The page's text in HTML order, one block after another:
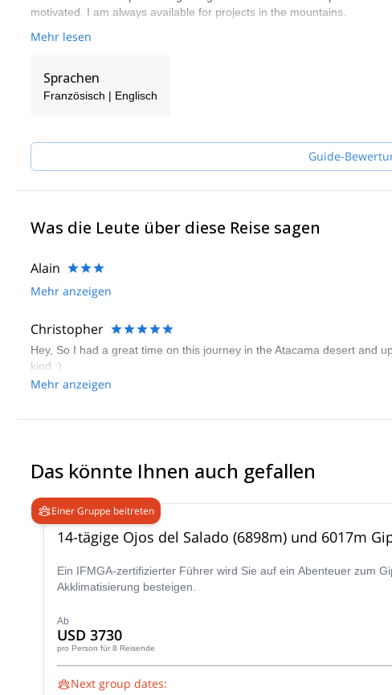
motivated. I am always available for projects in the mountains.
Mehr lesen
Sprachen
Französisch | Englisch
Guide-
Was die Leute über diese Reise sagen
Alain
Mehr anzeigen
Christopher
Hey, So I had a great time on this journey in the Atacama desert and
kind :)
Mehr anzeigen
Das könnte Ihnen auch gefallen
Einer Gruppe beitreten
14-tägige Ojos del Salado (6898m) und 6017m
Ein IFMGA-zertifizierter Führer wird Sie auf ein Abenteuer zum
Akklimatisierung besteigen.
Ab
USD 3730
pro Person für 8 Reisende
Next group dates: